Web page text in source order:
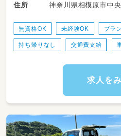
サポート
スごとの配膳準備
・アレルギー対応食の
寧な調理と配慮
片付け・洗浄・消毒
・厨房内の清掃、シン
・食材や消耗品の在庫
★複数のスタッフで
ので、1人に負担が偏
住所
神奈川県相模原市中
無資格OK 未経験OK ブラ
持ち帰りなし 交通費支給
求人を